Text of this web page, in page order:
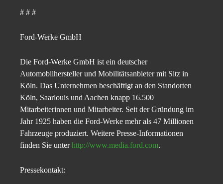
# # #
Ford-Werke GmbH
Die Ford-Werke GmbH ist ein deutscher
Automobilhersteller und Mobilitätsanbieter mit Sitz in
Köln. Das Unternehmen beschäftigt an den Standorten
Köln, Saarlouis und Aachen knapp 16.500
Mitarbeiterinnen und Mitarbeiter. Seit der Gründung im
Jahr 1925 haben die Ford-Werke mehr als 47 Millionen
Fahrzeuge produziert. Weitere Presse-Informationen
finden Sie unterhttp://www.media.ford.com.
Pressekontakt: